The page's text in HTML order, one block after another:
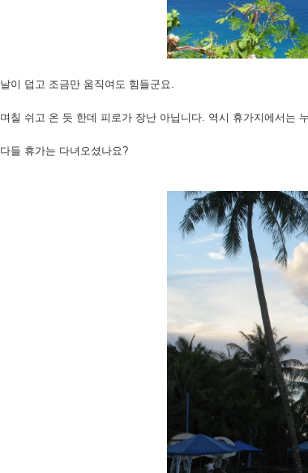
날이 덥고 조금만 움직여도 힘들군요.
며칠 쉬고 온 듯 한데 피로가 장난 아닙니다. 역시 휴가지에서는
다들 휴가는 다녀오셨나요?